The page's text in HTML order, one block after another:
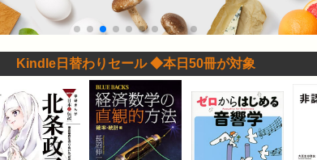
Kindle日替わりセール ◆本日50冊が対象